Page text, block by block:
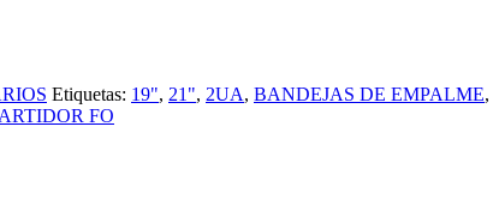
Etiquetas: 19", 21", 2UA, BANDEJAS DE EMPALME,
FO